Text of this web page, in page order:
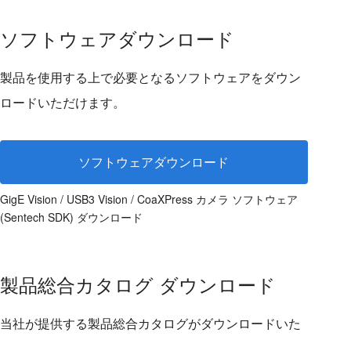
ソフトウェアダウンロード
製品を使用する上で必要となるソフトウェアをダウン
ロードいただけます。
ソフトウェアダウンロード
GigE Vision / USB3 Vision / CoaXPress カメラ ソフトウェア
(Sentech SDK) ダウンロード
製品総合カタログ ダウンロード
当社が提供する製品総合カタログがダウンロードいた